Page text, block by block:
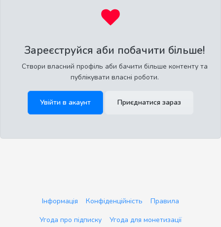
Зареєструйся аби побачити більше!
Створи власний профіль аби бачити більше контенту та
публікувати власні роботи.
Увійти в акаунт Приєднатися зараз
Інформація Конфіденційність
Правила
Угода про підписку
Угода для монетизації